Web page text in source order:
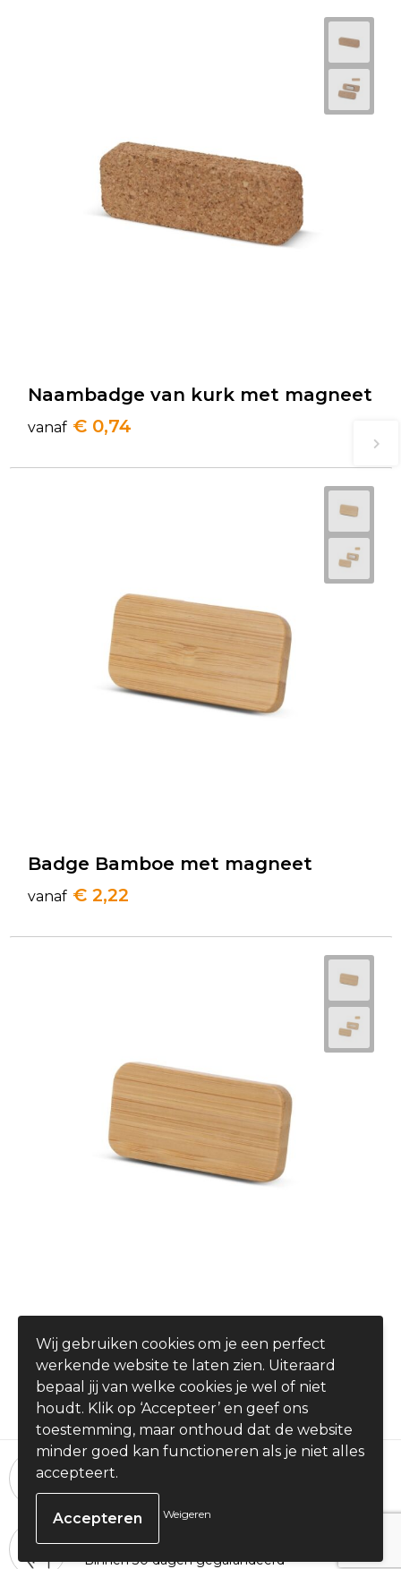
Naambadge van kurk met magneet
vanaf € 0,74
Badge Bamboe met magneet
vanaf € 2,22
Naambadge Bamboe met speld
vanaf € 1,92
24 uur per dag, 7 dagen per week
Bestellingen plaatsen
100% Tevredenheid
Binnen 30 dagen gegarandeerd
Wij gebruiken cookies om je een perfect
werkende website te laten zien. Uiteraard
bepaal jij van welke cookies je wel of niet
houdt. Klik op ‘Accepteer’ en geef ons
toestemming, maar onthoud dat de website
minder goed kan functioneren als je niet alles
accepteert.
Weigeren